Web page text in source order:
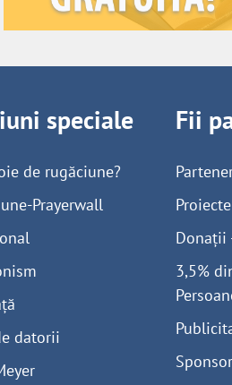
speciale
de rugăciune?
Prayerwall
datorii
Fii
Donații
3,5%